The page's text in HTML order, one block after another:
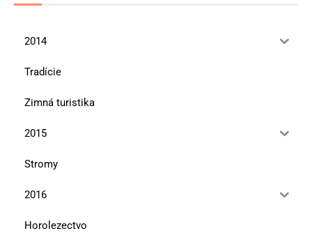
2014
Tradície
Zimná turistika
2015
Stromy
2016
Horolezectvo